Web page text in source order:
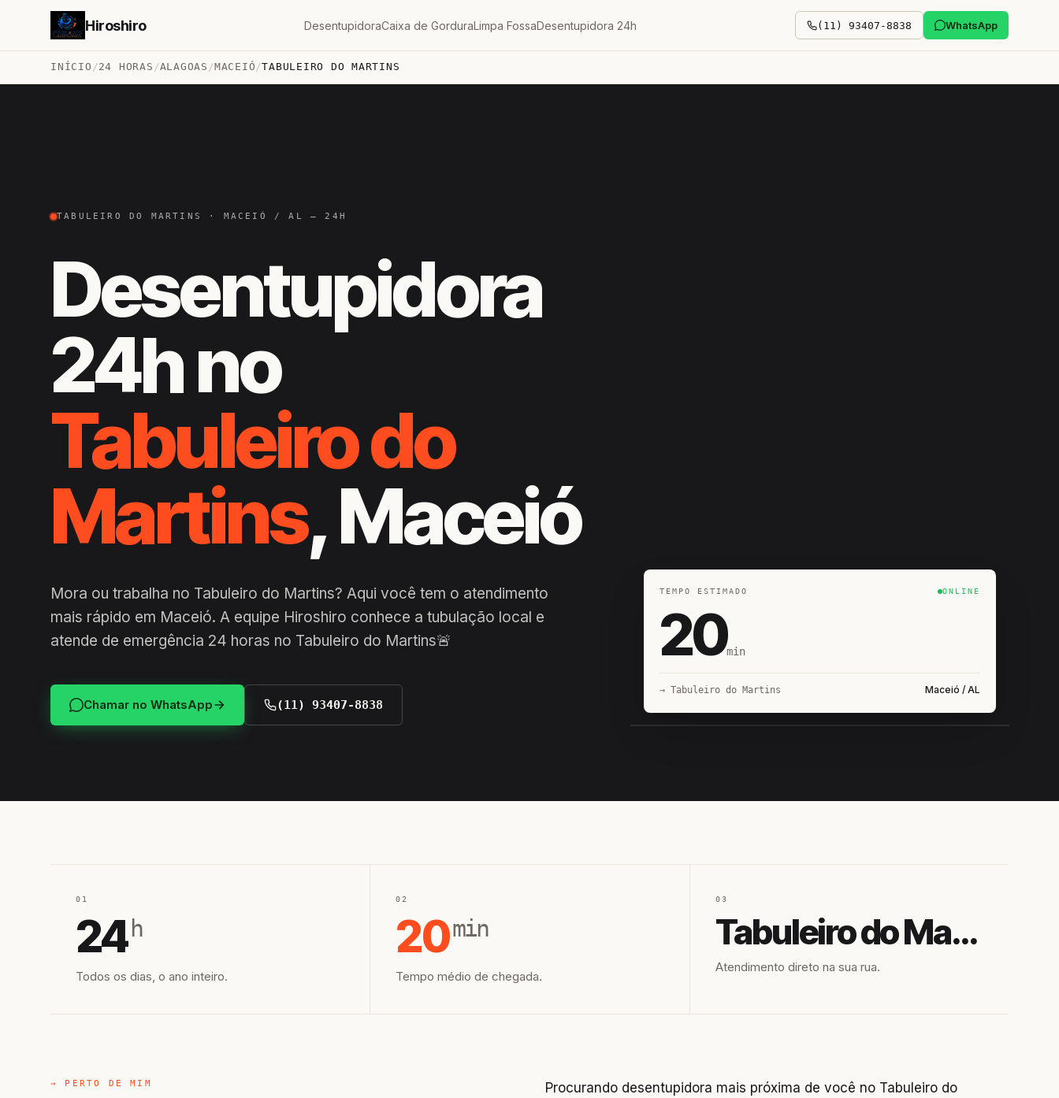
Hiroshiro DesentupidoraCaixa de GorduraLimpa FossaDesentupidora 24h (11) 93407-8838 WhatsApp
INÍCIO /24 HORAS /ALAGOAS /MACEIÓ /TABULEIRO DO MARTINS
TABULEIRO DO MARTINS · MACEIÓ / AL — 24H
Desentupidora
24h no
Tabuleiro do
Martins, Maceió
Mora ou trabalha no Tabuleiro do Martins? Aqui você tem o atendimento
mais rápido em Maceió. A equipe Hiroshiro conhece a tubulação local e
atende de emergência 24 horas no Tabuleiro do Martins🚨
Chamar no WhatsApp (11) 93407-8838
TEMPO ESTIMADO ONLINE
20min
→ Tabuleiro do Martins Maceió / AL
01
24 h
Todos os dias, o ano inteiro.
02
20min
Tempo médio de chegada.
03
Tabuleiro do Martins
Atendimento direto na sua rua.
→ PERTO DE MIM
Procurando desentupidora mais próxima de você no Tabuleiro do